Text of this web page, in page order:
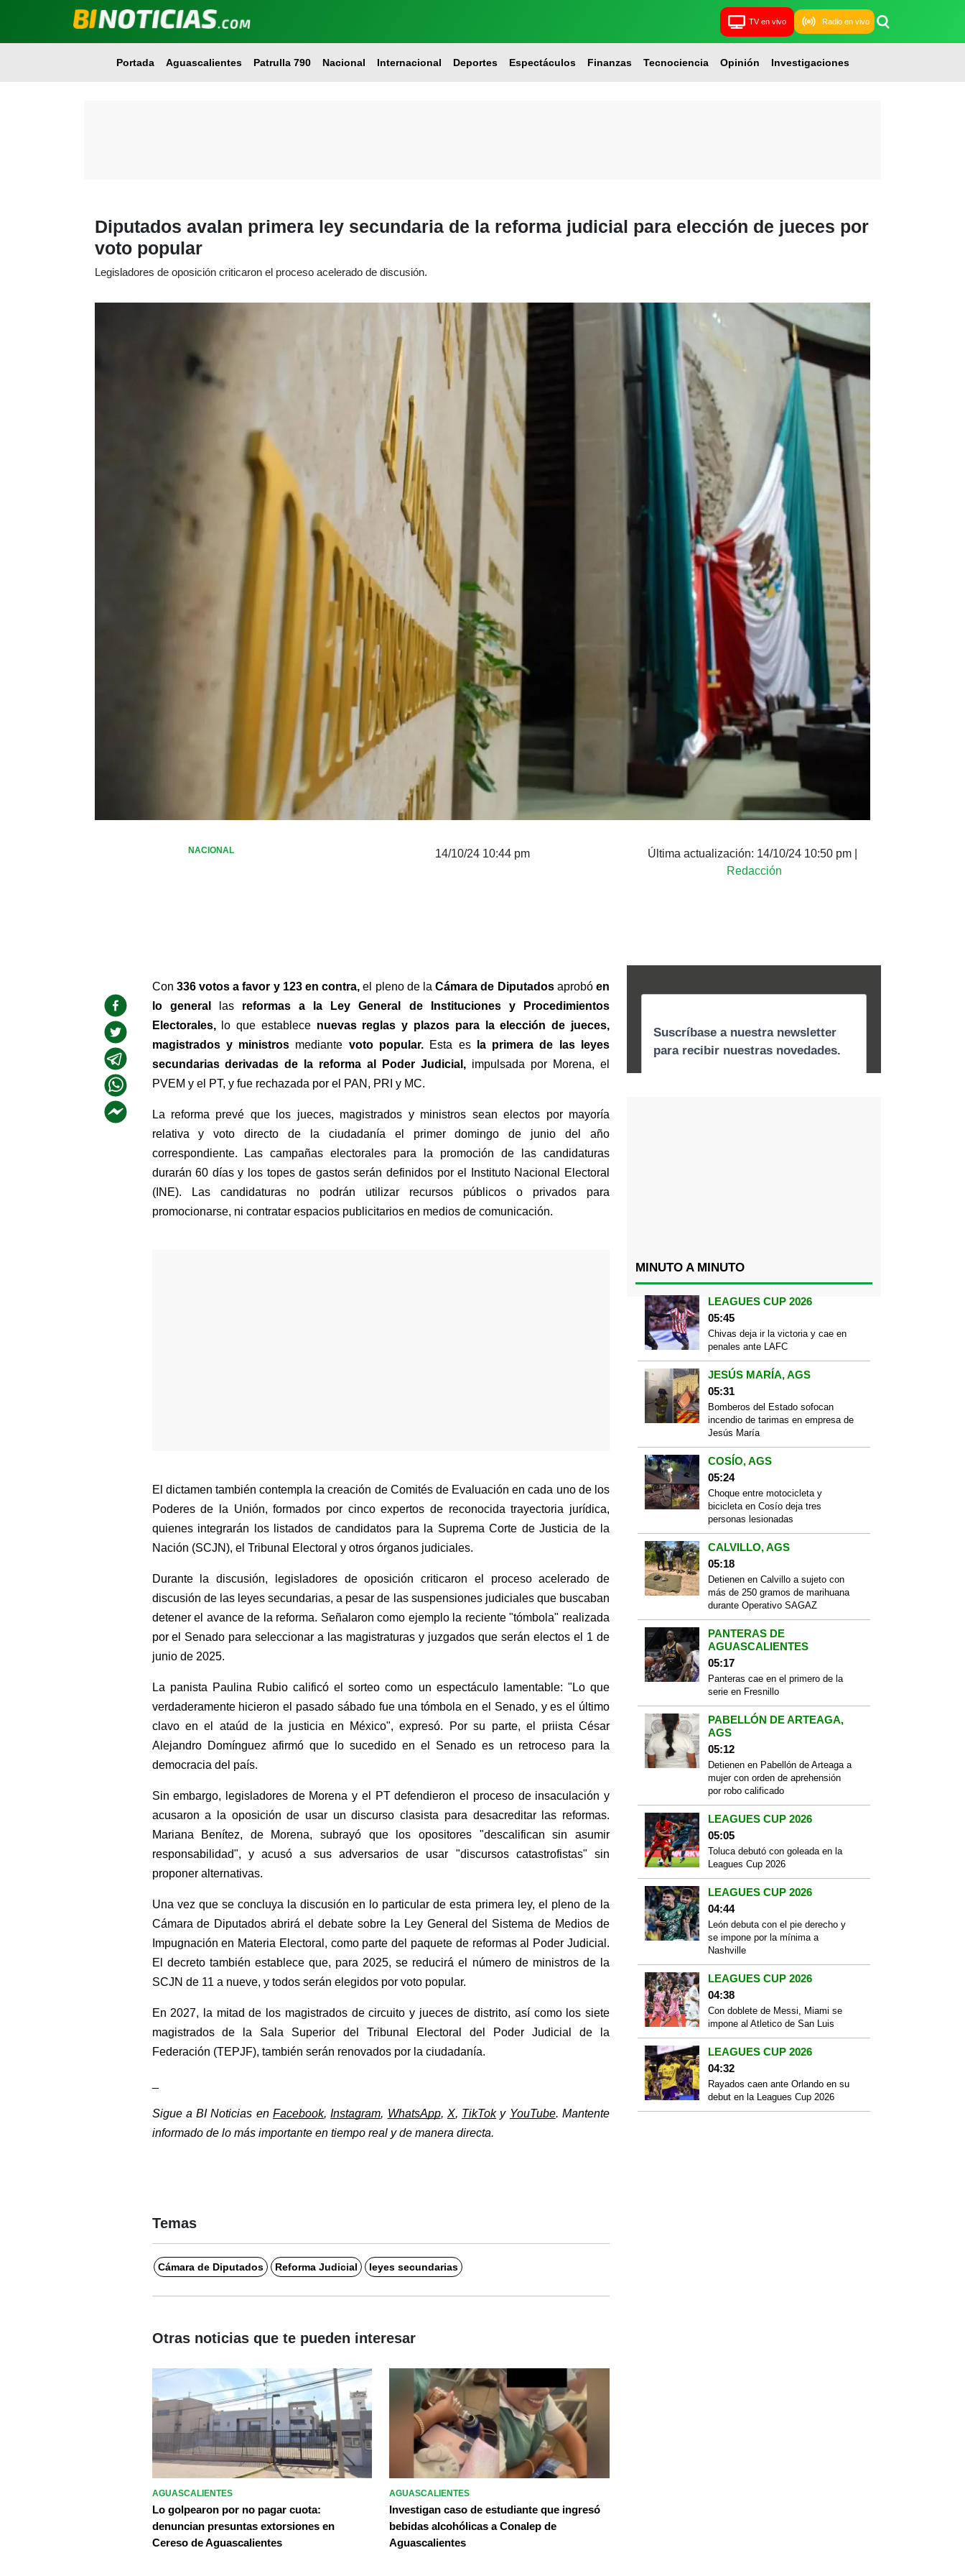
TV en vivo Radio en vivo
Portada Aguascalientes Patrulla 790 Nacional Internacional Deportes Espectáculos Finanzas Tecnociencia Opinión Investigaciones
Diputados avalan primera ley secundaria de la reforma judicial para elección de jueces por
voto popular
Legisladores de oposición criticaron el proceso acelerado de discusión.
NACIONAL 14/10/24 10:44 pm Última actualización: 14/10/24 10:50 pm
Redacción
Con 336 votos a favor y 123 en contra, el pleno de la Cámara de Diputados aprobó en
lo general
las reformas a la Ley General de Instituciones y Procedimientos
Electorales, lo que establece nuevas reglas y plazos para la elección de jueces,
magistrados y ministros mediante voto popular. Esta es
la primera de las leyes
secundarias derivadas de la reforma al Poder Judicial, impulsada por Morena, el
PVEM y el PT, y fue rechazada por el PAN, PRI y MC.
La reforma prevé que los jueces, magistrados y ministros sean electos por mayoría
relativa y voto directo de la ciudadanía el primer domingo de junio del año
correspondiente. Las campañas electorales para la promoción de las candidaturas
durarán 60 días y los topes de gastos serán definidos por el Instituto Nacional Electoral
(INE). Las candidaturas no podrán utilizar recursos públicos o privados para
promocionarse, ni contratar espacios publicitarios en medios de comunicación.
El dictamen también contempla la creación de Comités de Evaluación en cada uno de los
Poderes de la Unión, formados por cinco expertos de reconocida trayectoria jurídica,
quienes integrarán los listados de candidatos para la Suprema Corte de Justicia de la
Nación (SCJN), el Tribunal Electoral y otros órganos judiciales.
Durante la discusión, legisladores de oposición criticaron el proceso acelerado de
discusión de las leyes secundarias, a pesar de las suspensiones judiciales que buscaban
detener el avance de la reforma. Señalaron como ejemplo la reciente "tómbola" realizada
por el Senado para seleccionar a las magistraturas y juzgados que serán electos el 1 de
junio de 2025.
La panista Paulina Rubio calificó el sorteo como un espectáculo lamentable: "Lo que
verdaderamente hicieron el pasado sábado fue una tómbola en el Senado, y es el último
clavo en el ataúd de la justicia en México", expresó. Por su parte, el priista César
Alejandro Domínguez afirmó que lo sucedido en el Senado es un retroceso para la
democracia del país.
Sin embargo, legisladores de Morena y el PT defendieron el proceso de insaculación y
acusaron a la oposición de usar un discurso clasista para desacreditar las reformas.
Mariana Benítez, de Morena, subrayó que los opositores "descalifican sin asumir
responsabilidad", y acusó a sus adversarios de usar "discursos catastrofistas" sin
proponer alternativas.
Una vez que se concluya la discusión en lo particular de esta primera ley, el pleno de la
Cámara de Diputados abrirá el debate sobre la Ley General del Sistema de Medios de
Impugnación en Materia Electoral, como parte del paquete de reformas al Poder Judicial.
El decreto también establece que, para 2025, se reducirá el número de ministros de la
SCJN de 11 a nueve, y todos serán elegidos por voto popular.
En 2027, la mitad de los magistrados de circuito y jueces de distrito, así como los siete
magistrados de la Sala Superior del Tribunal Electoral del Poder Judicial de la
Federación (TEPJF), también serán renovados por la ciudadanía.
Sigue a BI Noticias en Facebook, Instagram, WhatsApp, X, TikTok y YouTube. Mantente
informado de lo más importante en tiempo real y de manera directa.
Temas
Cámara de Diputados Reforma Judicial leyes secundarias
MINUTO A MINUTO
LEAGUES CUP 2026
05:45
Chivas deja ir la victoria y cae en
penales ante LAFC
JESÚS MARÍA, AGS
05:31
Bomberos del Estado sofocan
incendio de tarimas en empresa de
Jesús María
COSÍO, AGS
05:24
Choque entre motocicleta y
bicicleta en Cosío deja tres
personas lesionadas
CALVILLO, AGS
05:18
Detienen en Calvillo a sujeto con
más de 250 gramos de marihuana
durante Operativo SAGAZ
PANTERAS DE
AGUASCALIENTES
05:17
Panteras cae en el primero de la
serie en Fresnillo
PABELLÓN DE ARTEAGA,
AGS
05:12
Detienen en Pabellón de Arteaga a
mujer con orden de aprehensión
por robo calificado
LEAGUES CUP 2026
05:05
Toluca debutó con goleada en la
Leagues Cup 2026
LEAGUES CUP 2026
04:44
León debuta con el pie derecho y
se impone por la mínima a
Nashville
LEAGUES CUP 2026
04:38
Con doblete de Messi, Miami se
impone al Atletico de San Luis
LEAGUES CUP 2026
04:32
Rayados caen ante Orlando en su
debut en la Leagues Cup 2026
Otras noticias que te pueden interesar
AGUASCALIENTES
Lo golpearon por no pagar cuota:
denuncian presuntas extorsiones en
Cereso de Aguascalientes
AGUASCALIENTES
Investigan caso de estudiante que ingresó
bebidas alcohólicas a Conalep de
Aguascalientes